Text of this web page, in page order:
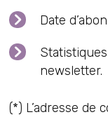
Date
newsletter.
(*) L’adresse de